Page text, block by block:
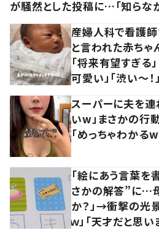
が騒然とした投稿に…「知らな
産婦人科で看護師
と言われた赤ち
「将来有望すぎる
可愛い」「渋い～！」
スーパーに夫を連
いw」まさかの行
「めっちゃわかる
「絵にあう言葉を
さかの解答”に…
か？」→衝撃の光
ｗ」「天才だと思い